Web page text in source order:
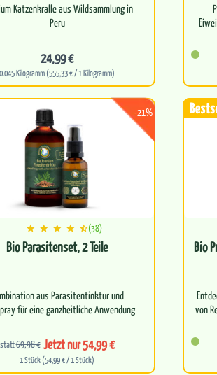
Katzenkralle aus Wildsammlung in
Peru
Alkaloiden und Flavonoiden
24,99 €
0.045 Kilogramm (555,33 € / 1 Kilogramm)
-21%
(38)
Bio Parasitenset, 2 Teile
aus Parasitentinktur und
für eine ganzheitliche Anwendung
deinen Körper auf allen Ebenen
Begl…
statt69,98 € Jetzt nur 54,99 €
1 Stück (54,99 € / 1 Stück)
Bio
von